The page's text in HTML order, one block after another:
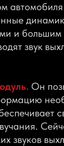
и
звук
Он
звуков